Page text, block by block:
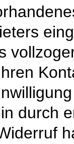
durch